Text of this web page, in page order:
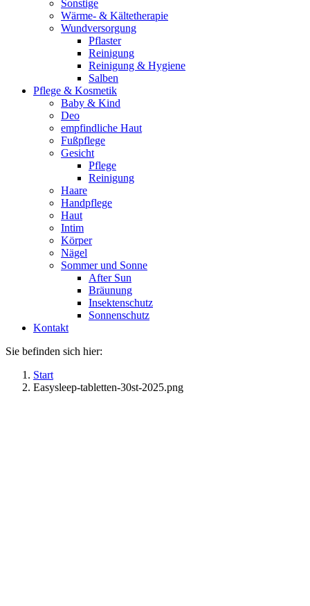
Sonstige
Wärme- & Kältetherapie
Wundversorgung
Pflaster
Reinigung
Reinigung & Hygiene
Salben
Pflege & Kosmetik
Baby & Kind
Deo
empfindliche Haut
Fußpflege
Gesicht
Pflege
Reinigung
Haare
Handpflege
Haut
Intim
Körper
Nägel
Sommer und Sonne
After Sun
Bräunung
Insektenschutz
Sonnenschutz
Kontakt
Sie befinden sich hier:
Start
Easysleep-tabletten-30st-2025.png